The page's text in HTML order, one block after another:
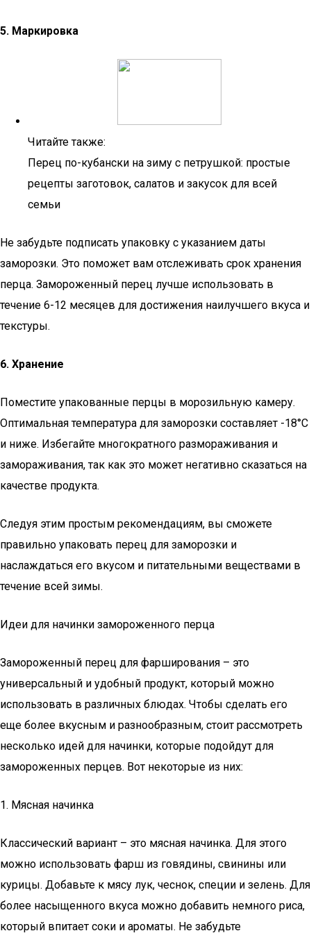
5. Маркировка
Читайте также:
Перец по-кубански на зиму с петрушкой: простые
рецепты заготовок, салатов и закусок для всей
семьи
Не забудьте подписать упаковку с указанием даты
заморозки. Это поможет вам отслеживать срок хранения
перца. Замороженный перец лучше использовать в
течение 6-12 месяцев для достижения наилучшего вкуса и
текстуры.
6. Хранение
Поместите упакованные перцы в морозильную камеру.
Оптимальная температура для заморозки составляет -18°C
и ниже. Избегайте многократного размораживания и
замораживания, так как это может негативно сказаться на
качестве продукта.
Следуя этим простым рекомендациям, вы сможете
правильно упаковать перец для заморозки и
наслаждаться его вкусом и питательными веществами в
течение всей зимы.
Идеи для начинки замороженного перца
Замороженный перец для фарширования – это
универсальный и удобный продукт, который можно
использовать в различных блюдах. Чтобы сделать его
еще более вкусным и разнообразным, стоит рассмотреть
несколько идей для начинки, которые подойдут для
замороженных перцев. Вот некоторые из них:
1. Мясная начинка
Классический вариант – это мясная начинка. Для этого
можно использовать фарш из говядины, свинины или
курицы. Добавьте к мясу лук, чеснок, специи и зелень. Для
более насыщенного вкуса можно добавить немного риса,
который впитает соки и ароматы. Не забудьте